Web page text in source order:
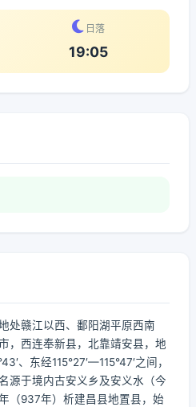
日落
19:05
处赣江以西、鄱阳湖平原西南
，西连奉新县，北靠靖安县，地
、东经115°27′—115°47′之间，
源于境内古安义乡及安义水（今
（937年）析建昌县地置县，始